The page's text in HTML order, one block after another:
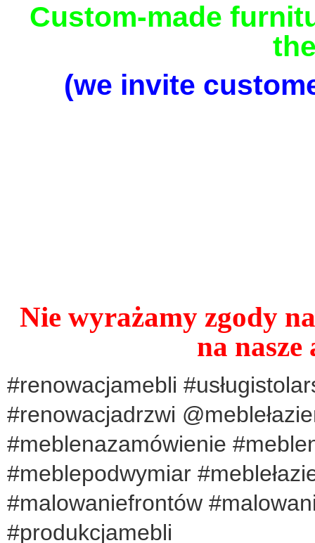
Custom-made
(we invite
Nie wyrażamy zgody
na nasze
#renowacjamebli
#renowacjadrzwi
#meblenazamówienie
#meblepodwymiar
#malowaniefrontów
#produkcjamebli